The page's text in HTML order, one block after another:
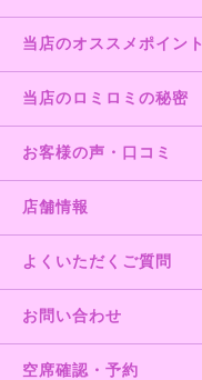
当店のオススメポイント
当店のロミロミの秘密
お客様の声・口コミ
店舗情報
よくいただくご質問
お問い合わせ
空席確認・予約